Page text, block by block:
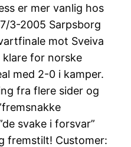
er mer vanlig hos
3-2005 Sarpsborg
mot Sveiva
for norske
med 2-0 i kamper.
fra flere sider og
svake i forsvar”
fremstilt! Customer: